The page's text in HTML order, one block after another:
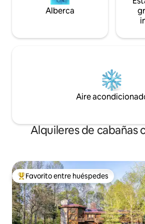
Alberca
Aire
Alquileres de cabañas
De los mejores en Favorito entre
Favorito entre huéspedes